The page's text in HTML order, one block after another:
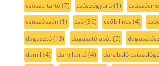
csésze tartó(7) csúszógyűrű(1)
csúszószán(1) cső(36) csőbilincs (4)
dagasztó(13) dagasztólapát(5)
damil (4) damiltartó(4) daraboló